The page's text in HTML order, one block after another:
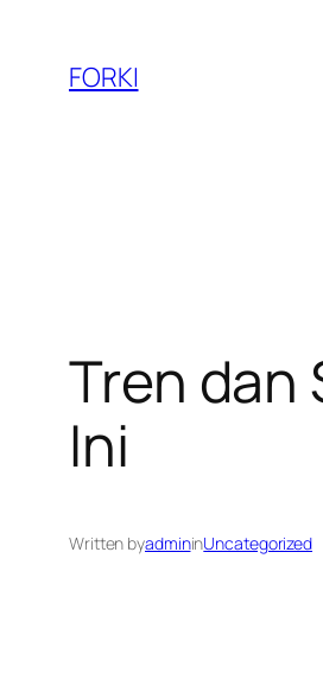
content
FORKI
Tren dan
Ini
Written byadmininUncategorized